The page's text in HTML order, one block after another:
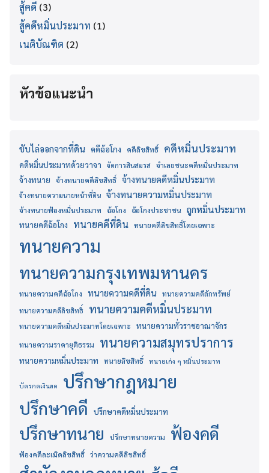
สู้คดี (3)
สู้คดีหมิ่นประมาท (1)
เนติบัณฑิต (2)
หัวข้อแนะนำ
ขับไล่ออกจากที่ดิน คดีฉ้อโกง คดีลิขสิทธิ์ คดีหมิ่นประมาท
คดีหมิ่นประมาทด้วยวาจา จัดการสินสมรส จำเลยชนะคดีหมิ่นประมาท
จ้างทนาย จ้างทนายคดีลิขสิทธิ์ จ้างทนายคดีหมิ่นประมาท
จ้างทนายความนายหน้าที่ดิน จ้างทนายความหมิ่นประมาท
จ้างทนายฟ้องหมิ่นประมาท ฉ้อโกง ฉ้อโกงประชาชน ถูกหมิ่นประมาท
ทนายคดีฉ้อโกง ทนายคดีที่ดิน ทนายคดีลิขสิทธิ์โดยเฉพาะ
ทนายความ
ทนายความกรุงเทพมหานคร
ทนายความคดีฉ้อโกง ทนายความคดีที่ดิน ทนายความคดีลักทรัพย์
ทนายความคดีลิขสิทธิ์
ทนายความคดีหมิ่นประมาท
ทนายความคดีหมิ่นประมาทโดยเฉพาะ ทนายความทั่วราชอาณาจักร
ทนายความราคายุติธรรม ทนายความสมุทรปราการ
ทนายความหมิ่นประมาท ทนายลิขสิทธิ์ ทนายเก่ง ๆ หมิ่นประมาท
บัตรกดเงินสด ปรึกษากฎหมาย
ปรึกษาคดี ปรึกษาคดีหมิ่นประมาท
ปรึกษาทนาย ปรึกษาทนายความ ฟ้องคดี
ฟ้องคดีละเมิดลิขสิทธิ์ ว่าความคดีลิขสิทธิ์